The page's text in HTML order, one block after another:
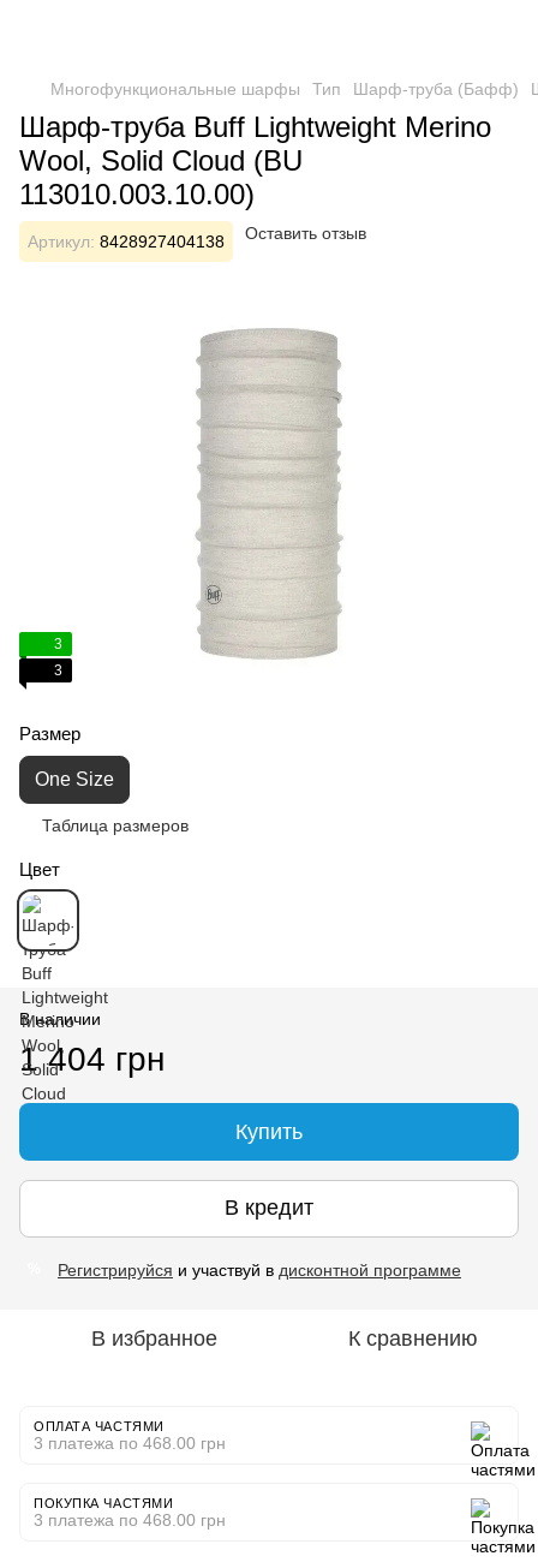
Многофункциональные шарфы Тип Шарф-труба (Бафф)
Шарф-труба Buff Lightweight Merino
Wool, Solid Cloud (BU
113010.003.10.00)
Артикул: 8428927404138 Оставить отзыв
3
3
Размер
One Size
Таблица размеров
Цвет
В наличии
1 404 грн
Купить
В кредит
Регистрируйся и участвуй в дисконтной программе
В избранное К сравнению
ОПЛАТА ЧАСТЯМИ
3 платежа по 468.00 грн
ПОКУПКА ЧАСТЯМИ
3 платежа по 468.00 грн